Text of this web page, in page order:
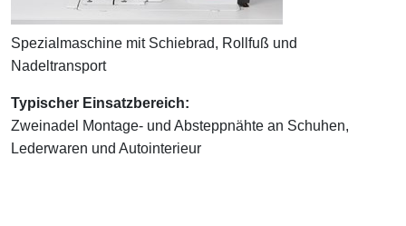
Spezialmaschine mit Schiebrad, Rollfuß und
Nadeltransport
Typischer Einsatzbereich:
Zweinadel Montage- und Absteppnähte an Schuhen,
Lederwaren und Autointerieur